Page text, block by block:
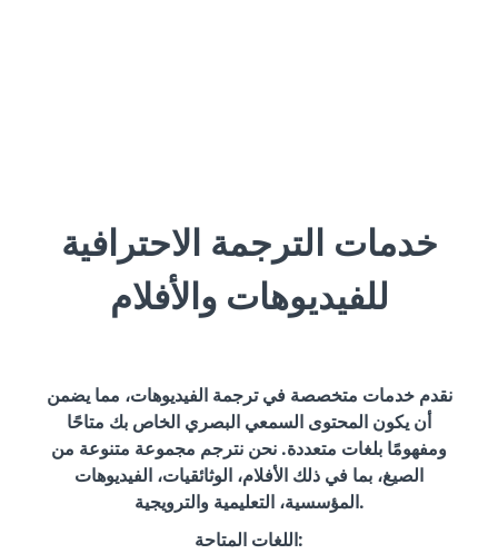
خدمات الترجمة الاحترافية
للفيديوهات والأفلام
نقدم خدمات متخصصة في ترجمة الفيديوهات، مما يضمن
أن يكون المحتوى السمعي البصري الخاص بك متاحًا
ومفهومًا بلغات متعددة. نحن نترجم مجموعة متنوعة من
الصيغ، بما في ذلك الأفلام، الوثائقيات، الفيديوهات
المؤسسية، التعليمية والترويجية.
اللغات المتاحة: